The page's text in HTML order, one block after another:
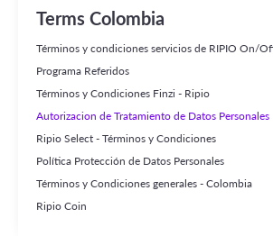
Terms Colombia
Términos y condiciones servicios de RIPIO On/
Programa Referidos
Términos y Condiciones Finzi - Ripio
Autorizacion de Tratamiento de Datos Personales
Ripio Select - Términos y Condiciones
Política Protección de Datos Personales
Términos y Condiciones generales - Colombia
Ripio Coin
Autorizacion de Tratamiento
Personales
15 de noviembre del 2021
En cumplimiento de lo previsto en la Ley 1581
en su condición de Responsable del
con la aceptación de este documento, usted
previa, expresa, inequívoca e informada a